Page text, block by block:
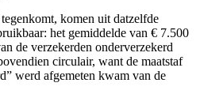
komen uit datzelfde
het gemiddelde van € 7.500
de verzekerden onderverzekerd
circulair, want de maatstaf
werd afgemeten kwam van de